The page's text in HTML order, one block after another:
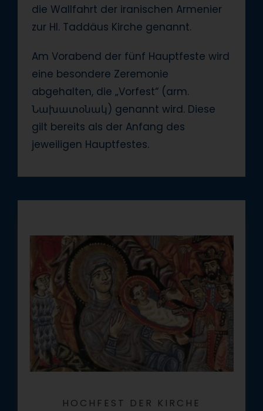
die Wallfahrt der iranischen Armenier
zur Hl. Taddäus Kirche genannt.
Am Vorabend der fünf Hauptfeste wird
eine besondere Zeremonie
abgehalten, die „Vorfest“ (arm.
Նախատօնակ) genannt wird. Diese
gilt bereits als der Anfang des
jeweiligen Hauptfestes.
HOCHFEST DER KIRCHE